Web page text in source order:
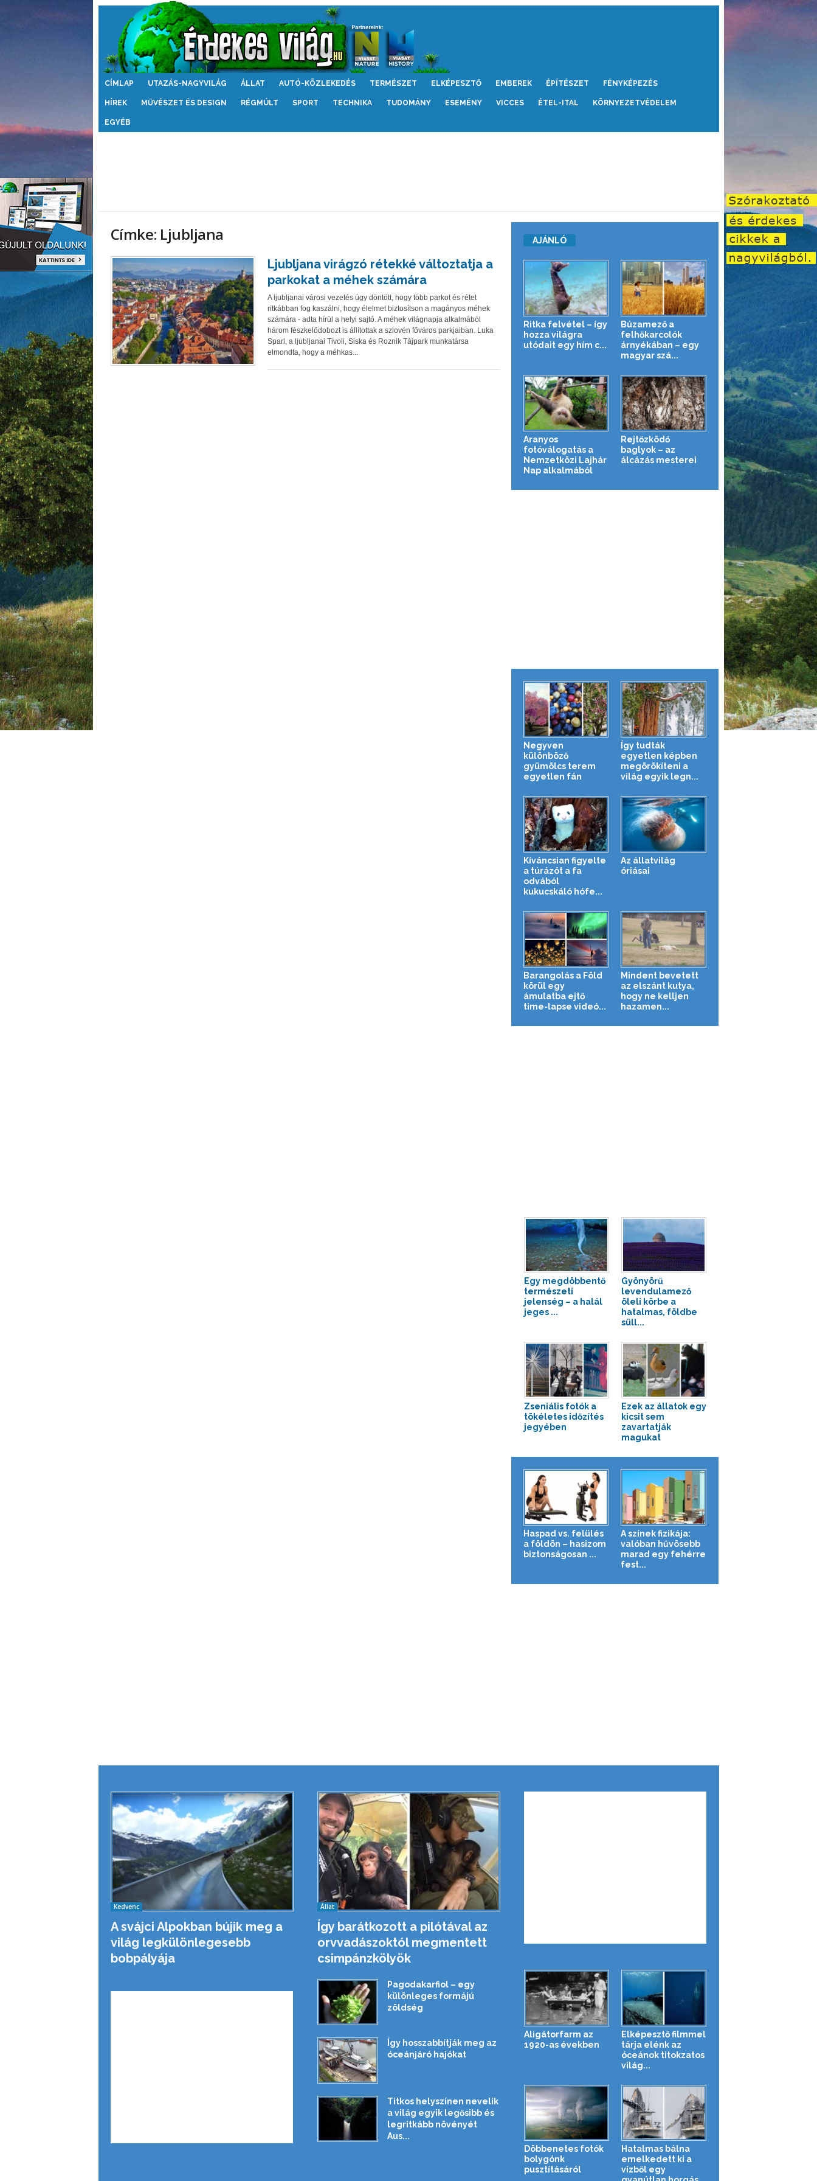
Érdekes
CÍMLAP UTAZÁS-NAGYVILÁG ÁLLAT AUTÓ-KÖZLEKEDÉS TERMÉSZET ELKÉPESZTŐ EMBEREK ÉPÍTÉSZET FÉNYKÉPEZÉS
HÍREK MŰVÉSZET ÉS DESIGN RÉGMÚLT SPORT TECHNIKA TUDOMÁNY ESEMÉNY VICCES ÉTEL-ITAL KÖRNYEZETVÉDELEM
EGYÉB
Címke: Ljubljana
Ljubljana virágzó rétekké változtatja a
parkokat a méhek számára
A ljubljanai városi vezetés úgy döntött, hogy több parkot és rétet
ritkábban fog kaszálni, hogy élelmet biztosítson a magányos méhek
számára - adta hírül a helyi sajtó. A méhek világnapja alkalmából
három fészkelődobozt is állítottak a szlovén főváros parkjaiban. Luka
Sparl, a ljubljanai Tivoli, Siska és Roznik Tájpark munkatársa
elmondta, hogy a méhkas...
AJÁNLÓ
Ritka felvétel – így
hozza világra
utódait egy hím c...
Búzamező a
felhőkarcolók
árnyékában – egy
magyar szá...
Aranyos
fotóválogatás a
Nemzetközi Lajhár
Nap alkalmából
Rejtőzködő
baglyok – az
álcázás mesterei
Negyven
különböző
gyümölcs terem
egyetlen fán
Így tudták
egyetlen képben
megörökíteni a
világ egyik legn...
Kíváncsian figyelte
a túrázót a fa
odvából
kukucskáló hófe...
Az állatvilág
óriásai
Barangolás a Föld
körül egy
ámulatba ejtő
time-lapse videó...
Mindent bevetett
az elszánt kutya,
hogy ne kelljen
hazamen...
Egy megdöbbentő
természeti
jelenség – a halál
jeges ...
Gyönyörű
levendulamező
öleli körbe a
hatalmas, földbe
süll...
Zseniális fotók a
tökéletes időzítés
jegyében
Ezek az állatok egy
kicsit sem
zavartatják
magukat
Haspad vs. felülés
a földön – hasizom
biztonságosan ...
A színek fizikája:
valóban hűvösebb
marad egy fehérre
fest...
Kedvenc
A svájci Alpokban bújik meg a
világ legkülönlegesebb
bobpályája
Állat
Így barátkozott a pilótával az
orvvadászoktól megmentett
csimpánzkölyök
Pagodakarfiol – egy
különleges formájú
zöldség
Így hosszabbítják meg az
óceánjáró hajókat
Titkos helyszínen nevelik
a világ egyik legősibb és
legritkább növényét
Aus...
Aligátorfarm az
1920-as években
Elképesztő filmmel
tárja elénk az
óceánok titokzatos
világ...
Döbbenetes fotók
bolygónk
pusztításáról
Hatalmas bálna
emelkedett ki a
vízből egy